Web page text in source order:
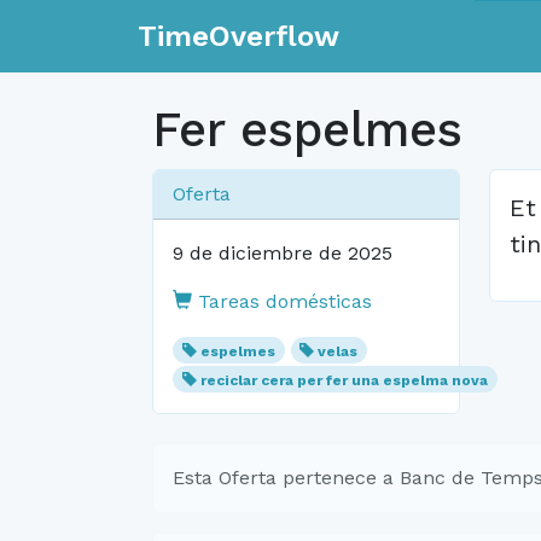
TimeOverflow
Fer espelmes
Oferta
9 de diciembre de 2025
Tareas domésticas
espelmes
velas
reciclar cera per fer una espelma nova
Esta Oferta pertenece a Banc de